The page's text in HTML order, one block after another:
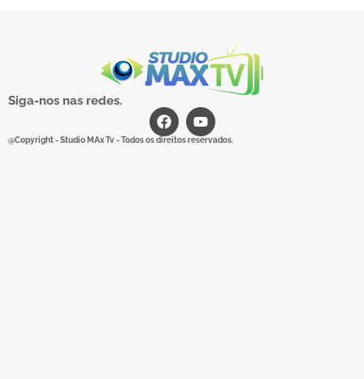
Siga-nos nas redes.
@Copyright - Studio MAx Tv - Todos os direitos reservados.